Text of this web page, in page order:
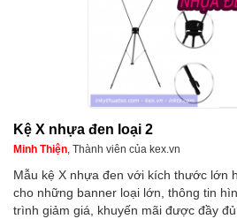
Kệ X nhựa đen loại 2
Minh Thiện, Thành viên của kex.vn
Mẫu kệ X nhựa đen với kích thước lớn
cho những banner loại lớn, thông tin
trình giảm giá, khuyến mãi được đầy